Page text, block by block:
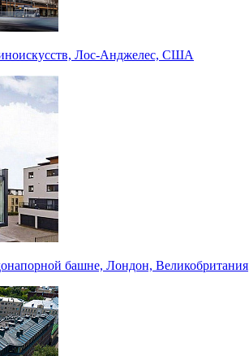
Лос-Анджелес, США
башне, Лондон, Великобритания